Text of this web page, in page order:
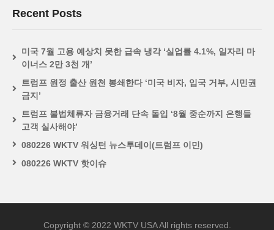
Recent Posts
미국 7월 고용 예상치 못한 급속 냉각 ‘실업률 4.1%, 일자리 마
이너스 2만 3천 개’
트럼프 원정 출산 원천 봉쇄한다 ‘미국 비자, 입국 거부, 시민권
금지’
트럼프 불법체류자 금융거래 단속 돌입 ‘8월 중순까지 은행들
고객 실사해야’
080226 WKTV 워싱턴 뉴스투데이(트럼프 이민)
080226 WKTV 핫이슈
Copyright © 2022 WKTV USA All rights reserved.